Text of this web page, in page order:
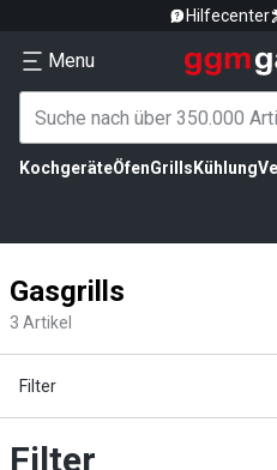
Hilfecenter
Menu
KochgeräteÖfenGrills Kühlung
Gasgrills
3 Artikel
Filter
Filter